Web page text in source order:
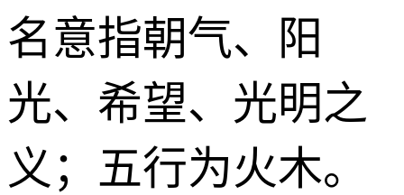
名意指朝气、阳
光、希望、光明之
义；五行为火木。